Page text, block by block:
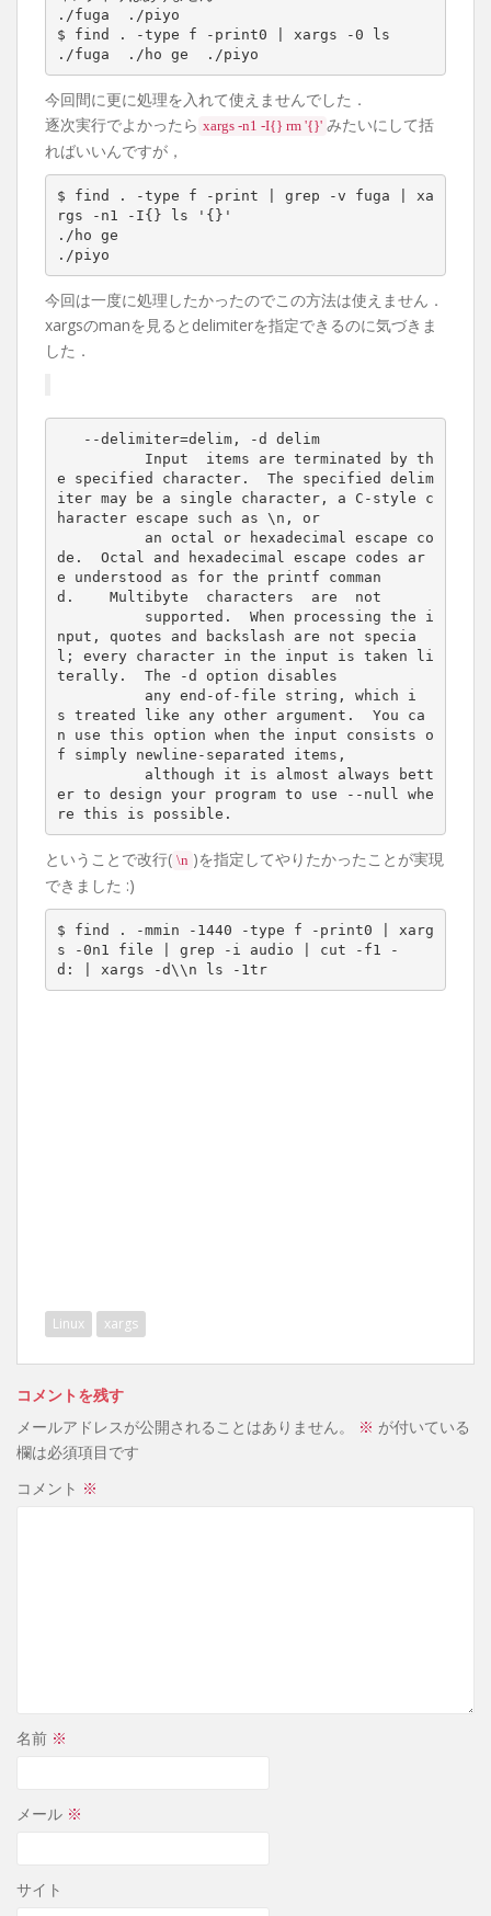
./fuga  ./piyo
$ find . -type f -print0 | xargs -0 ls
./fuga  ./ho ge  ./piyo
今回間に更に処理を入れて使えませんでした．
逐次実行でよかったら xargs -n1 -I{} rm '{}' みたいにして括
ればいいんですが，
$ find . -type f -print | grep -v fuga | xa
rgs -n1 -I{} ls '{}'
./ho ge
./piyo
今回は一度に処理したかったのでこの方法は使えません．
xargsのmanを見るとdelimiterを指定できるのに気づきま
した．
--delimiter=delim, -d delim
Input  items are terminated by th
e specified character.  The specified delim
iter may be a single character, a C-style c
haracter escape such as \n, or
an octal or hexadecimal escape co
de.  Octal and hexadecimal escape codes ar
e understood as for the printf comman
d.    Multibyte  characters  are  not
supported.  When processing the i
nput, quotes and backslash are not specia
l; every character in the input is taken li
terally.  The -d option disables
any end-of-file string, which i
s treated like any other argument.  You ca
n use this option when the input consists o
f simply newline-separated items,
although it is almost always bett
er to design your program to use --null whe
re this is possible.
ということで改行( \n )を指定してやりたかったことが実現
できました :)
$ find . -mmin -1440 -type f -print0 | xarg
s -0n1 file | grep -i audio | cut -f1 -
d: | xargs -d\\n ls -1tr
Linux xargs
コメントを残す
メールアドレスが公開されることはありません。
※ が付いている
欄は必須項目です
コメント ※
名前 ※
メール ※
サイト